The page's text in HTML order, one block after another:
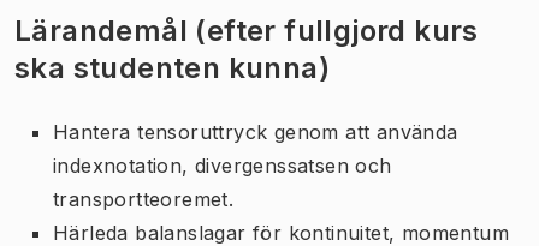
Lärandemål (efter fullgjord kurs
ska studenten kunna)
Hantera tensoruttryck genom att använda
indexnotation, divergenssatsen och
transportteoremet.
Härleda balanslagar för kontinuitet, momentum